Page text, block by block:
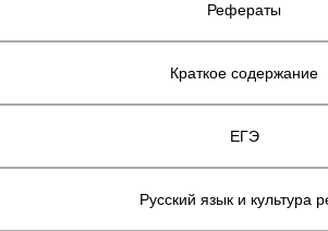
Рефераты
Краткое содержание
ЕГЭ
Русский язык и культура